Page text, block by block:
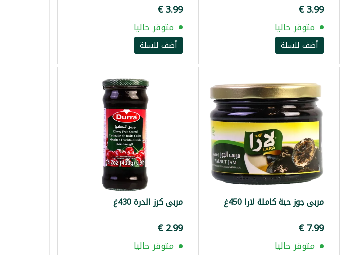
‏3.99 €
متوفر حاليا
أضف للسلة
‏3.99 €
متوفر حاليا
أضف للسلة
مربى جوز حبة كاملة لارا 450غ
‏7.99 €
متوفر حاليا
مربى كرز الدرة 430غ
‏2.99 €
متوفر حاليا